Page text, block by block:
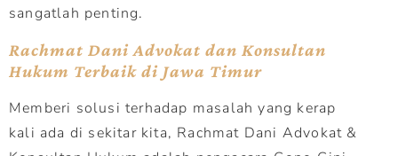
sangatlah penting.
Rachmat Dani Advokat dan Konsultan
Hukum Terbaik di Jawa Timur
Memberi solusi terhadap masalah yang kerap
kali ada di sekitar kita, Rachmat Dani Advokat &